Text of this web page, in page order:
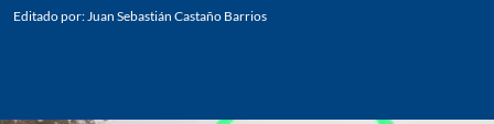
Editado por:Juan Sebastián Castaño Barrios